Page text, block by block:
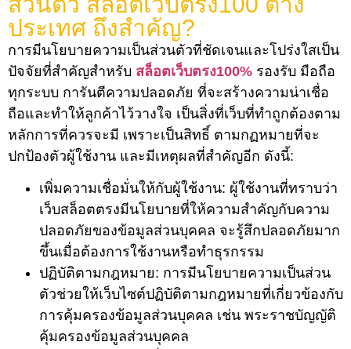
ประเทศ ถึงสำคัญ?
การมีนโยบายความเป็นส่วนตัวที่ชัดเจนและโปร่งใสเป็น
ปัจจัยที่สำคัญสำหรับ สล็อตเว็บตรง100% รองรับ มือถือ
ทุกระบบ การันตีความปลอดภัย ที่จะสร้างความน่าเชื่อ
ถือและทำให้ลูกค้าไว้วางใจ เป็นสิ่งที่เว็บที่ทำถูกต้องตาม
หลักการที่ควรจะมี เพราะเป็นสิทธิ์ ตามกฏหมายที่จะ
ปกป้องตัวผู้ใช้งาน และมีเหตุผลที่สำคัญอีก ดังนี้:
เพิ่มความเชื่อมั่นให้กับผู้ใช้งาน: ผู้ใช้งานที่ทราบว่า
เว็บสล็อตตรงมีนโยบายที่ให้ความสำคัญกับความ
ปลอดภัยของข้อมูลส่วนบุคคล จะรู้สึกปลอดภัยมาก
ขึ้นเมื่อต้องการใช้งานหรือทำธุรกรรม
ปฏิบัติตามกฎหมาย: การมีนโยบายความเป็นส่วน
ตัวช่วยให้เว็บไซต์ปฏิบัติตามกฎหมายที่เกี่ยวข้องกับ
การคุ้มครองข้อมูลส่วนบุคคล เช่น พระราชบัญญัติ
คุ้มครองข้อมูลส่วนบุคคล